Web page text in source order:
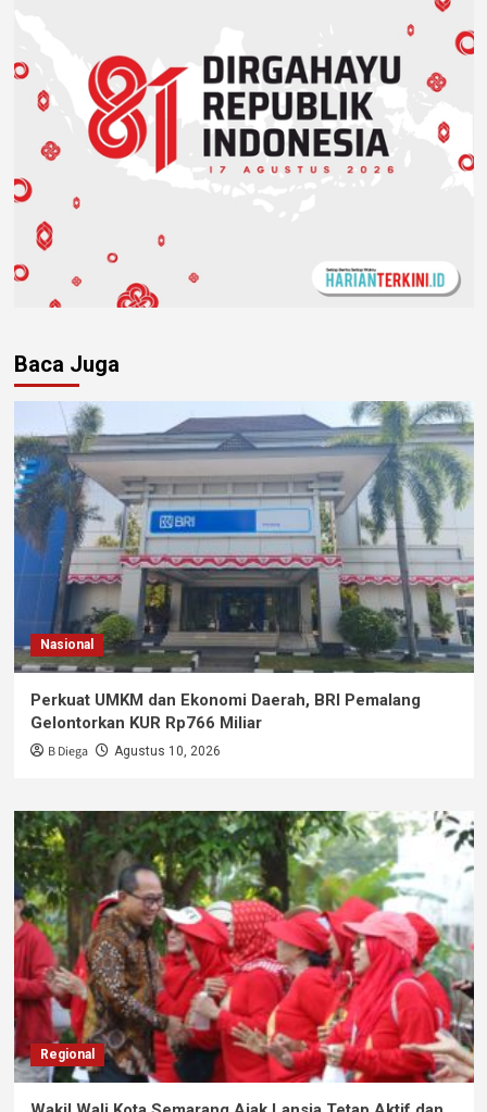
Baca Juga
Nasional
Perkuat UMKM dan Ekonomi Daerah, BRI Pemalang
Gelontorkan KUR Rp766 Miliar
B Diega Agustus 10, 2026
Regional